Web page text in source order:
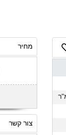
מחיר
צור קשר